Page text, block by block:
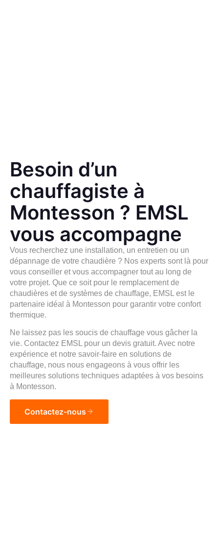
Besoin d’un
chauffagiste à
Montesson ? EMSL
vous accompagne
Vous recherchez une installation, un entretien ou un
dépannage de votre chaudière ? Nos experts sont là pour
vous conseiller et vous accompagner tout au long de
votre projet. Que ce soit pour le remplacement de
chaudières et de systèmes de chauffage, EMSL est le
partenaire idéal à Montesson pour garantir votre confort
thermique.
Ne laissez pas les soucis de chauffage vous gâcher la
vie. Contactez EMSL pour un devis gratuit. Avec notre
expérience et notre savoir-faire en solutions de
chauffage, nous nous engageons à vous offrir les
meilleures solutions techniques adaptées à vos besoins
à Montesson.
Contactez-nous